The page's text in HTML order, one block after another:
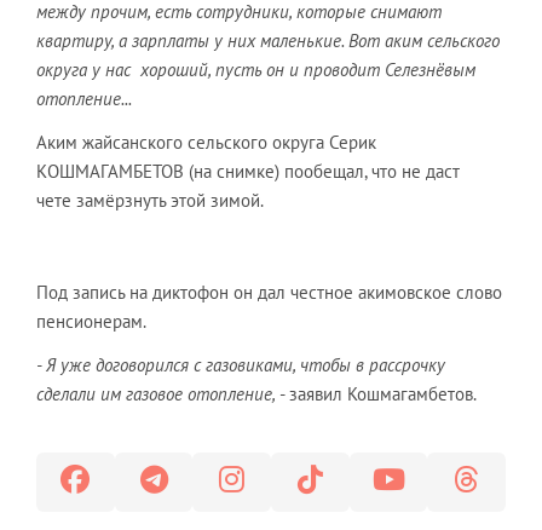
между прочим, есть сотрудники, которые снимают
квартиру, а зарплаты у них маленькие. Вот аким сельского
округа у нас хороший, пусть он и проводит Селезнёвым
отопление...
Аким жайсанского сельского округа Серик
КОШМАГАМБЕТОВ (на снимке) пообещал, что не даст
чете замёрзнуть этой зимой.
Под запись на диктофон он дал честное акимовское слово
пенсионерам.
- Я уже договорился с газовиками, чтобы в рассрочку
сделали им газовое отопление, - заявил Кошмагамбетов.